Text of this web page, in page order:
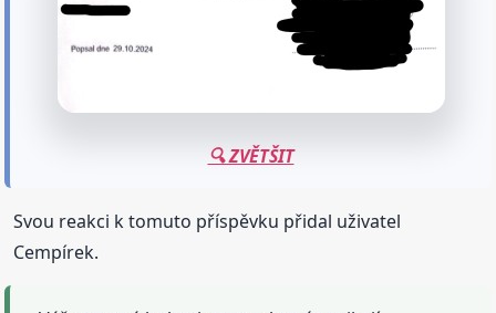
🔍 ZVĚTŠIT
Svou reakci k tomuto příspěvku přidal uživatel
Cempírek.